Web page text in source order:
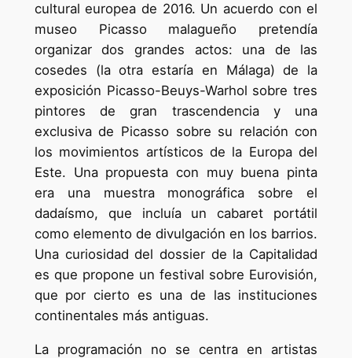
cultural europea de 2016. Un acuerdo con el
museo Picasso malagueño pretendía
organizar dos grandes actos: una de las
cosedes (la otra estaría en Málaga) de la
exposición Picasso-Beuys-Warhol sobre tres
pintores de gran trascendencia y una
exclusiva de Picasso sobre su relación con
los movimientos artísticos de la Europa del
Este. Una propuesta con muy buena pinta
era una muestra monográfica sobre el
dadaísmo, que incluía un cabaret portátil
como elemento de divulgación en los barrios.
Una curiosidad del dossier de la Capitalidad
es que propone un festival sobre Eurovisión,
que por cierto es una de las instituciones
continentales más antiguas.
La programación no se centra en artistas